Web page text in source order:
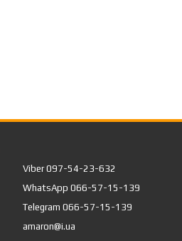
Viber 097-54-23-632
WhatsApp 066-57-15-139
Telegram 066-57-15-139
amaron@i.ua